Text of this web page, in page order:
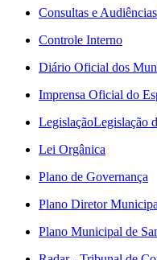
Consultas e
Controle Interno
Diário Oficial dos
Imprensa Oficial do
LegislaçãoLegislação
Lei Orgânica
Plano de Governança
Plano Diretor
Plano Municipal de